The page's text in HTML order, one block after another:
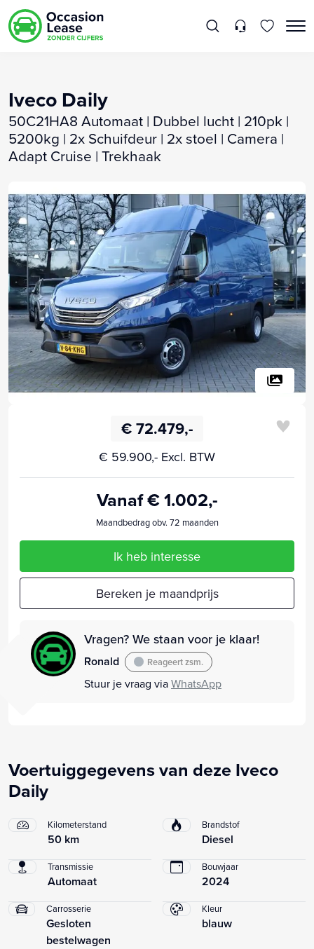
Iveco Daily
50C21HA8 Automaat | Dubbel lucht | 210pk |
5200kg | 2x Schuifdeur | 2x stoel | Camera |
Adapt Cruise | Trekhaak
€ 72.479,-
€ 59.900,- Excl. BTW
Vanaf € 1.002,-
Maandbedrag obv. 72 maanden
Ik heb interesse
Bereken je maandprijs
Vragen? We staan voor je klaar!
Ronald Reageert zsm.
Stuur je vraag viaWhatsApp
Voertuiggegevens van deze Iveco
Daily
Kilometerstand
50 km
Brandstof
Diesel
Transmissie
Automaat
Bouwjaar
2024
Carrosserie
Gesloten
bestelwagen
Kleur
blauw